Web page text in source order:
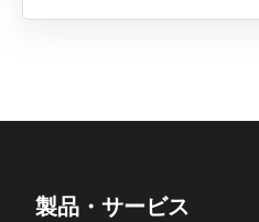
製品・サービス